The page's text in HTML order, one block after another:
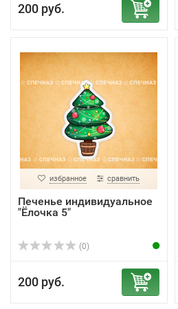
200 руб.
избранное сравнить
Печенье индивидуальное
"Ёлочка 5"
(0)
200 руб.